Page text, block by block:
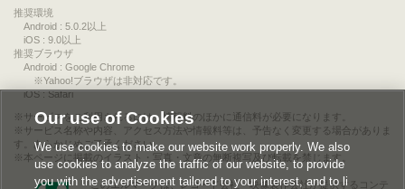
推奨環境
Android : 5.0.2以上
iOS : 9.0以上
推奨ブラウザ
Android : Google Chrome
※Yahoo!ブラウザは非対応です。
iOS : Safari
サービスをご利用されるには、情報料のほかに通信料が必要になります。
サービス名称や内容、アクセス方法や情報料等は、予告なく変更する場合がありま
す。あらかじめご了承ください。
本ページに掲載のイラスト・写真・文章の無断複写及び転載を禁じます。
このエルマークは、レコード会社・映像製作会社が提供するコンテ
Our use of Cookies
We use cookies to make our website work properly. We also
use cookies to analyze the traffic of our website, to provide
you with the advertisement tailored to your interest, and to li